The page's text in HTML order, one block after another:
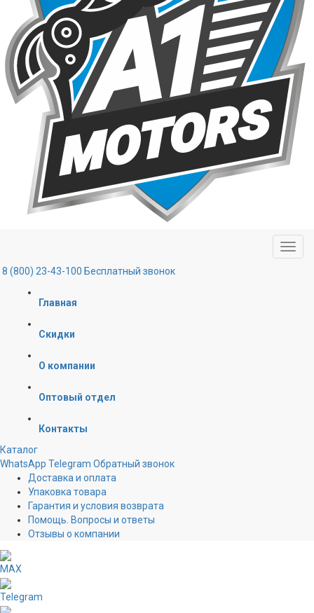
8 (800) 23-43-100 Бесплатный звонок
Главная
Скидки
О компании
Оптовый отдел
Контакты
Каталог
WhatsApp Telegram Обратный звонок
Доставка и оплата
Упаковка товара
Гарантия и условия возврата
Помощь. Вопросы и ответы
Отзывы о компании
MAX
Telegram